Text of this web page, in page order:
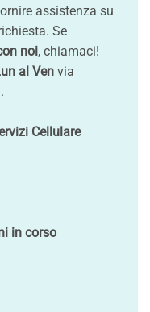
assistenza su
Se
noi, chiamaci!
al Ven via
Cellulare
in corso